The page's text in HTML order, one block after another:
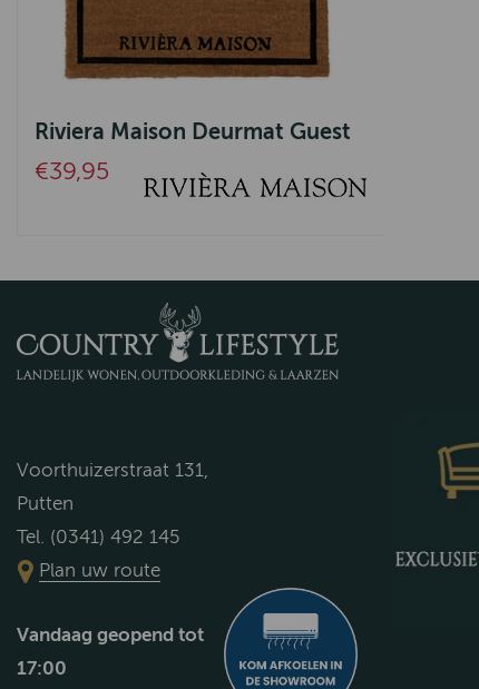
Riviera Maison Deurmat Guest
€39,95
Voorthuizerstraat 131,
Putten
Tel. (0341) 492 145
Plan uw route
Vandaag geopend tot
17:00